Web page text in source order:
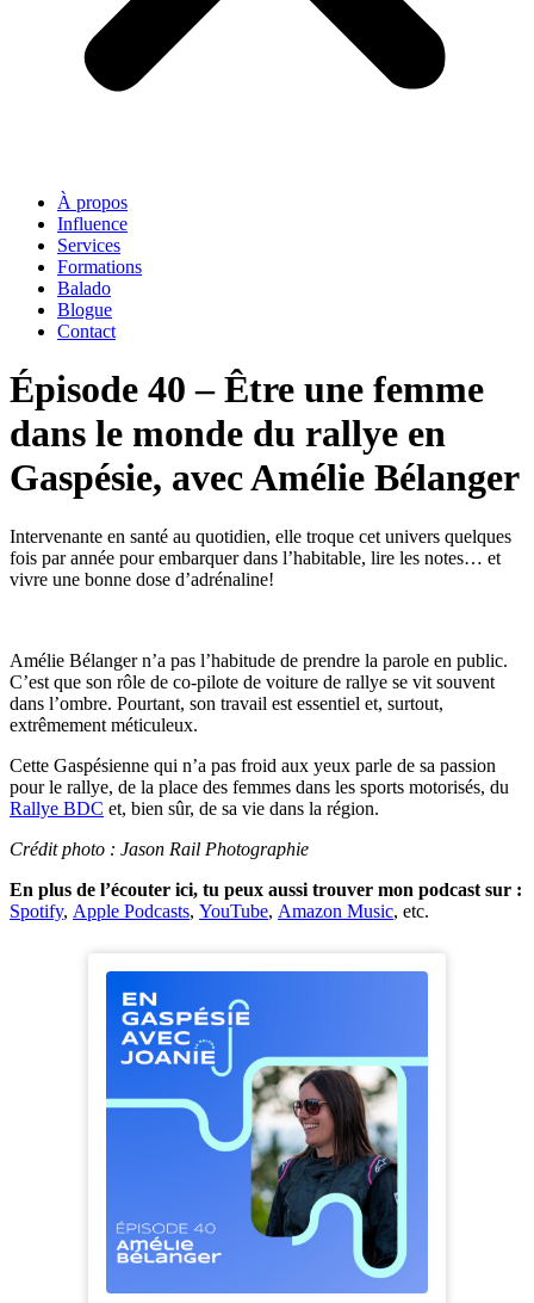
À propos
Influence
Services
Formations
Balado
Blogue
Contact
Épisode 40 – Être une femme
dans le monde du rallye en
Gaspésie, avec Amélie Bélanger
Intervenante en santé au quotidien, elle troque cet univers quelques
fois par année pour embarquer dans l’habitable, lire les notes… et
vivre une bonne dose d’adrénaline!
Amélie Bélanger n’a pas l’habitude de prendre la parole en public.
C’est que son rôle de co-pilote de voiture de rallye se vit souvent
dans l’ombre. Pourtant, son travail est essentiel et, surtout,
extrêmement méticuleux.
Cette Gaspésienne qui n’a pas froid aux yeux parle de sa passion
pour le rallye, de la place des femmes dans les sports motorisés, du
Rallye BDC et, bien sûr, de sa vie dans la région.
Crédit photo : Jason Rail Photographie
En plus de l’écouter ici, tu peux aussi trouver mon podcast sur :
Spotify, Apple Podcasts, YouTube, Amazon Music, etc.